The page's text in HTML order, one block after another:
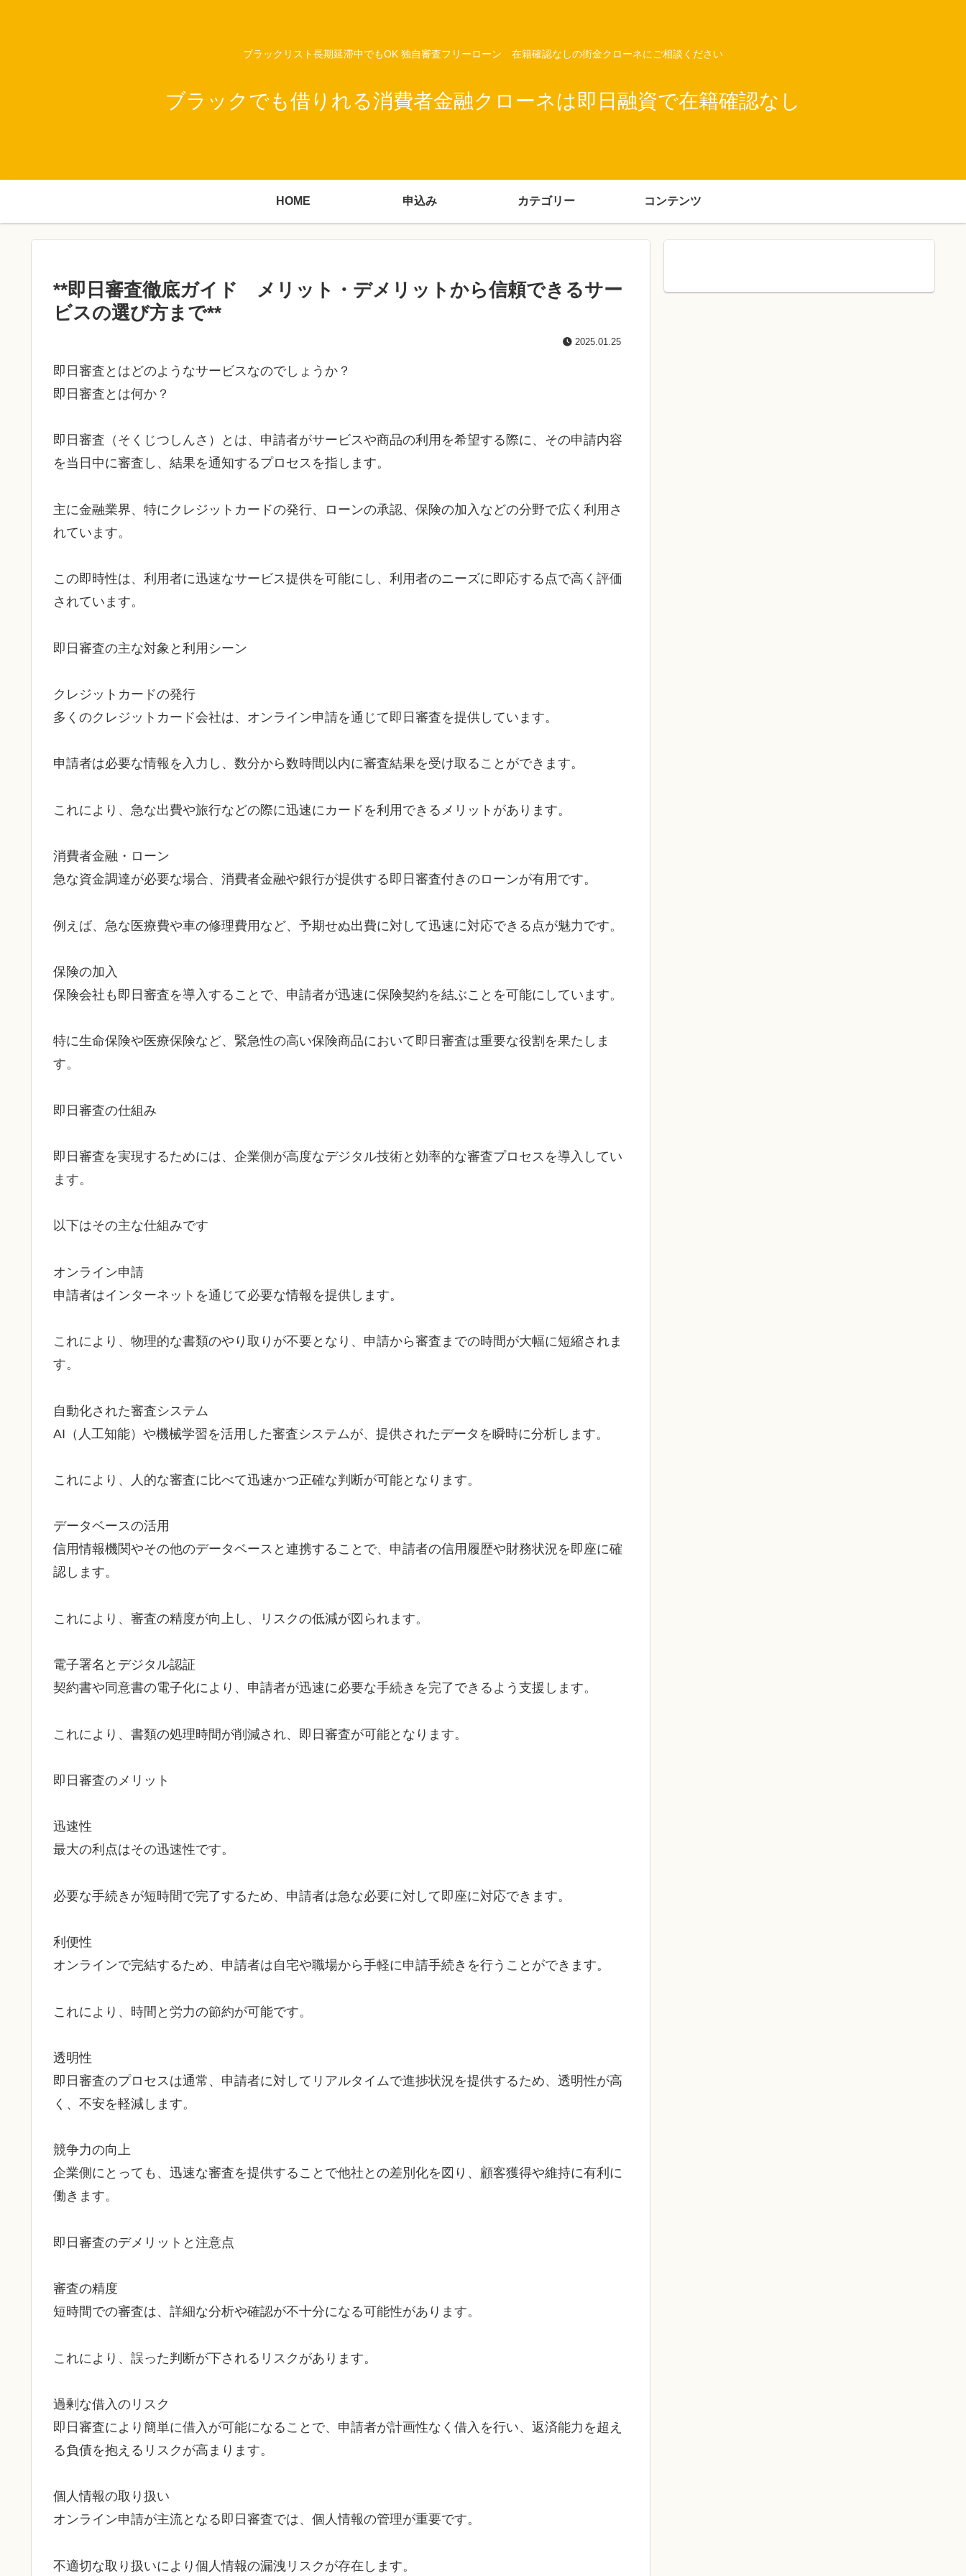
ブラックリスト長期延滞中でもOK 独自審査フリーローン 在籍確認なしの街金クローネにご相談ください
ブラックでも借りれる消費者金融クローネは即日融資で在籍確認なし
HOME 申込み カテゴリー コンテンツ
**即日審査徹底ガイド メリット・デメリットから信頼できるサー
ビスの選び方まで**
2025.01.25
即日審査とはどのようなサービスなのでしょうか？
即日審査とは何か？
即日審査（そくじつしんさ）とは、申請者がサービスや商品の利用を希望する際に、その申請内容
を当日中に審査し、結果を通知するプロセスを指します。
主に金融業界、特にクレジットカードの発行、ローンの承認、保険の加入などの分野で広く利用さ
れています。
この即時性は、利用者に迅速なサービス提供を可能にし、利用者のニーズに即応する点で高く評価
されています。
即日審査の主な対象と利用シーン
クレジットカードの発行
多くのクレジットカード会社は、オンライン申請を通じて即日審査を提供しています。
申請者は必要な情報を入力し、数分から数時間以内に審査結果を受け取ることができます。
これにより、急な出費や旅行などの際に迅速にカードを利用できるメリットがあります。
消費者金融・ローン
急な資金調達が必要な場合、消費者金融や銀行が提供する即日審査付きのローンが有用です。
例えば、急な医療費や車の修理費用など、予期せぬ出費に対して迅速に対応できる点が魅力です。
保険の加入
保険会社も即日審査を導入することで、申請者が迅速に保険契約を結ぶことを可能にしています。
特に生命保険や医療保険など、緊急性の高い保険商品において即日審査は重要な役割を果たしま
す。
即日審査の仕組み
即日審査を実現するためには、企業側が高度なデジタル技術と効率的な審査プロセスを導入してい
ます。
以下はその主な仕組みです
オンライン申請
申請者はインターネットを通じて必要な情報を提供します。
これにより、物理的な書類のやり取りが不要となり、申請から審査までの時間が大幅に短縮されま
す。
自動化された審査システム
AI（人工知能）や機械学習を活用した審査システムが、提供されたデータを瞬時に分析します。
これにより、人的な審査に比べて迅速かつ正確な判断が可能となります。
データベースの活用
信用情報機関やその他のデータベースと連携することで、申請者の信用履歴や財務状況を即座に確
認します。
これにより、審査の精度が向上し、リスクの低減が図られます。
電子署名とデジタル認証
契約書や同意書の電子化により、申請者が迅速に必要な手続きを完了できるよう支援します。
これにより、書類の処理時間が削減され、即日審査が可能となります。
即日審査のメリット
迅速性
最大の利点はその迅速性です。
必要な手続きが短時間で完了するため、申請者は急な必要に対して即座に対応できます。
利便性
オンラインで完結するため、申請者は自宅や職場から手軽に申請手続きを行うことができます。
これにより、時間と労力の節約が可能です。
透明性
即日審査のプロセスは通常、申請者に対してリアルタイムで進捗状況を提供するため、透明性が高
く、不安を軽減します。
競争力の向上
企業側にとっても、迅速な審査を提供することで他社との差別化を図り、顧客獲得や維持に有利に
働きます。
即日審査のデメリットと注意点
審査の精度
短時間での審査は、詳細な分析や確認が不十分になる可能性があります。
これにより、誤った判断が下されるリスクがあります。
過剰な借入のリスク
即日審査により簡単に借入が可能になることで、申請者が計画性なく借入を行い、返済能力を超え
る負債を抱えるリスクが高まります。
個人情報の取り扱い
オンライン申請が主流となる即日審査では、個人情報の管理が重要です。
不適切な取り扱いにより個人情報の漏洩リスクが存在します。